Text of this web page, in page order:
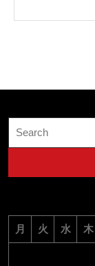
for:
月 火 水 木